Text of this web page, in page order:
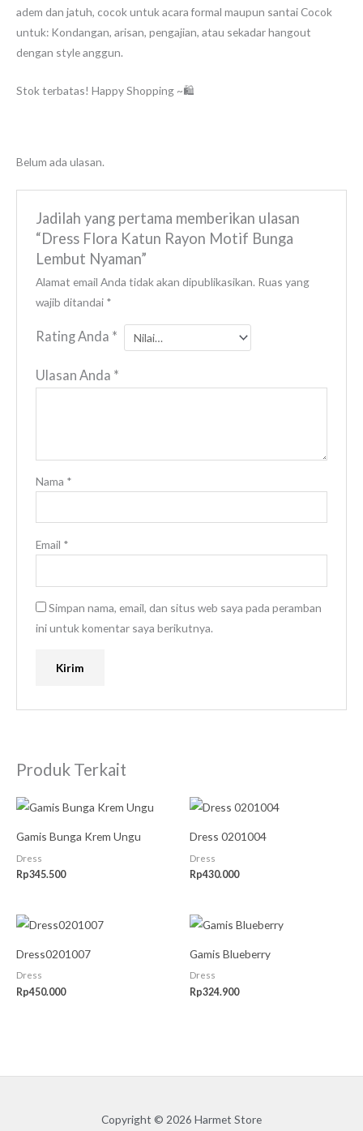
adem dan jatuh, cocok untuk acara formal maupun santai Cocok
untuk: Kondangan, arisan, pengajian, atau sekadar hangout
dengan style anggun.
Stok terbatas! Happy Shopping ~🛍️
Belum ada ulasan.
Jadilah yang pertama memberikan ulasan
“Dress Flora Katun Rayon Motif Bunga
Lembut Nyaman”
Alamat email Anda tidak akan dipublikasikan. Ruas yang
wajib ditandai *
Rating Anda *
Ulasan Anda *
Nama *
Email *
Simpan nama, email, dan situs web saya pada peramban
ini untuk komentar saya berikutnya.
Produk Terkait
Gamis Bunga Krem Ungu
Dress
Rp345.500
Dress 0201004
Dress
Rp430.000
Dress0201007
Dress
Rp450.000
Gamis Blueberry
Dress
Rp324.900
Copyright © 2026 Harmet Store